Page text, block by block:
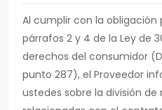
Al cumplir con la obligación
párrafos 2 y 4 de la Ley de
derechos del consumidor
punto 287), el Proveedor
ustedes sobre la división de